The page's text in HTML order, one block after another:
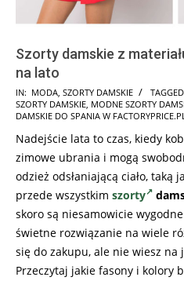
Szorty damskie z
na lato
2021-
06-
IN: MODA SZORTY DAMSKIE
SZORTY DAMSKIE MODNE SZORTY
DAMSKIE DO SPANIA W FACTORYPRICE.PL
Nadejście lata to czas, kiedy
zimowe ubrania i mogą
odzież odsłaniającą ciało, taką
przede wszystkim szorty
skoro są niesamowicie
świetne rozwiązanie na wiele
się do zakupu, ale nie wiesz na
Przeczytaj jakie fasony i kolory